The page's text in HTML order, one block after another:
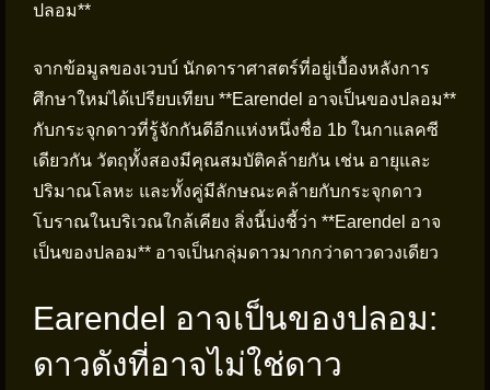
ปลอม**
จากข้อมูลของเวบบ์ นักดาราศาสตร์ที่อยู่เบื้องหลังการ
ศึกษาใหม่ได้เปรียบเทียบ **Earendel อาจเป็นของปลอม**
กับกระจุกดาวที่รู้จักกันดีอีกแห่งหนึ่งชื่อ 1b ในกาแลคซี
เดียวกัน วัตถุทั้งสองมีคุณสมบัติคล้ายกัน เช่น อายุและ
ปริมาณโลหะ และทั้งคู่มีลักษณะคล้ายกับกระจุกดาว
โบราณในบริเวณใกล้เคียง สิ่งนี้บ่งชี้ว่า **Earendel อาจ
เป็นของปลอม** อาจเป็นกลุ่มดาวมากกว่าดาวดวงเดียว
Earendel อาจเป็นของปลอม:
ดาวดังที่อาจไม่ใช่ดาว